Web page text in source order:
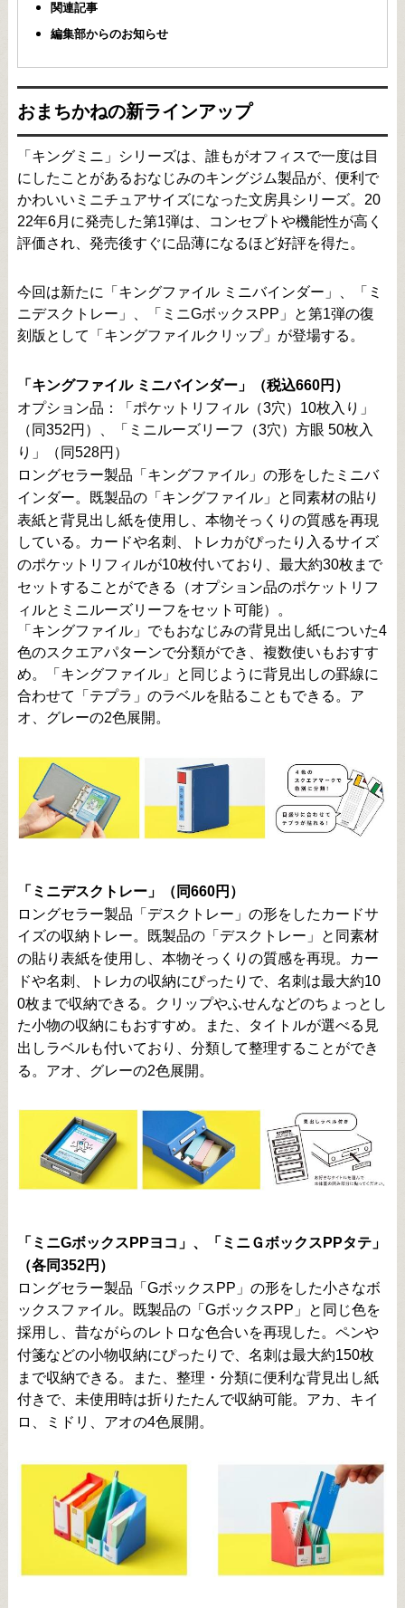
関連記事
編集部からのお知らせ
おまちかねの新ラインアップ
「キングミニ」シリーズは、誰もがオフィスで一度は目
にしたことがあるおなじみのキングジム製品が、便利で
かわいいミニチュアサイズになった文房具シリーズ。20
22年6月に発売した第1弾は、コンセプトや機能性が高く
評価され、発売後すぐに品薄になるほど好評を得た。
今回は新たに「キングファイル ミニバインダー」、「ミ
ニデスクトレー」、「ミニGボックスPP」と第1弾の復
刻版として「キングファイルクリップ」が登場する。
「キングファイル ミニバインダー」（税込660円）
オプション品：「ポケットリフィル（3穴）10枚入り」
（同352円）、「ミニルーズリーフ（3穴）方眼 50枚入
り」（同528円）
ロングセラー製品「キングファイル」の形をしたミニバ
インダー。既製品の「キングファイル」と同素材の貼り
表紙と背見出し紙を使用し、本物そっくりの質感を再現
している。カードや名刺、トレカがぴったり入るサイズ
のポケットリフィルが10枚付いており、最大約30枚まで
セットすることができる（オプション品のポケットリフ
ィルとミニルーズリーフをセット可能）。
「キングファイル」でもおなじみの背見出し紙についた4
色のスクエアパターンで分類ができ、複数使いもおすす
め。「キングファイル」と同じように背見出しの罫線に
合わせて「テプラ」のラベルを貼ることもできる。ア
オ、グレーの2色展開。
「ミニデスクトレー」（同660円）
ロングセラー製品「デスクトレー」の形をしたカードサ
イズの収納トレー。既製品の「デスクトレー」と同素材
の貼り表紙を使用し、本物そっくりの質感を再現。カー
ドや名刺、トレカの収納にぴったりで、名刺は最大約10
0枚まで収納できる。クリップやふせんなどのちょっとし
た小物の収納にもおすすめ。また、タイトルが選べる見
出しラベルも付いており、分類して整理することができ
る。アオ、グレーの2色展開。
「ミニGボックスPPヨコ」、「ミニＧボックスPPタテ」
（各同352円）
ロングセラー製品「GボックスPP」の形をした小さなボ
ックスファイル。既製品の「GボックスPP」と同じ色を
採用し、昔ながらのレトロな色合いを再現した。ペンや
付箋などの小物収納にぴったりで、名刺は最大約150枚
まで収納できる。また、整理・分類に便利な背見出し紙
付きで、未使用時は折りたたんで収納可能。 アカ、キイ
ロ、ミドリ、アオの4色展開。